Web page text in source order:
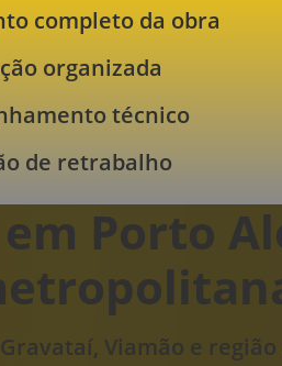
completo da obra
organizada
técnico
de retrabalho
Porto
Viamão e